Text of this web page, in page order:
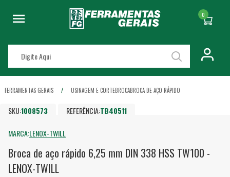
0
FERRAMENTAS GERAIS USINAGEM E CORTEBROCABROCA DE AÇO RÁPIDO
SKU:1008573 REFERÊNCIA:TB40511
MARCA:LENOX-TWILL
Broca de aço rápido 6,25 mm DIN 338 HSS TW100 -
LENOX-TWILL